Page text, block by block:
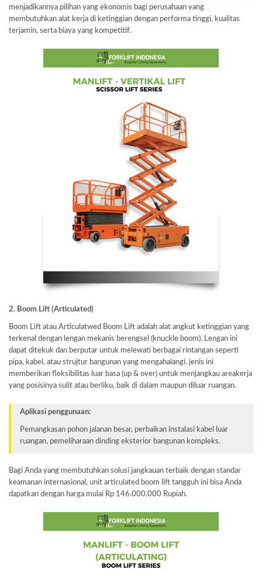
menjadikannya pilihan yang ekonomis bagi perusahaan yang
membutuhkan alat kerja di ketinggian dengan performa tinggi, kualitas
terjamin, serta biaya yang kompetitif.
2. Boom Lift (Articulated)
Boom Lift atau Articulatwed Boom Lift adalah alat angkut ketinggian yang
terkenal dengan lengan mekanis berengsel (knuckle boom). Lengan ini
dapat ditekuk dan berputar untuk melewati berbagai rintangan seperti
pipa, kabel, atau strujtur bangunan yang mengahalangi. jenis ini
memberikan fleksibilitas luar basa (up & over) untuk menjangkau areakerja
yang posisinya sulit atau berliku, baik di dalam maupun diluar ruangan.
Aplikasi penggunaan:
Pemangkasan pohon jalanan besar, perbaikan instalasi kabel luar
ruangan, pemeliharaan dinding eksterior bangunan kompleks.
Bagi Anda yang membutuhkan solusi jangkauan terbaik dengan standar
keamanan internasional, unit articulated boom lift tangguh ini bisa Anda
dapatkan dengan harga mulai Rp 146.000.000 Rupiah.